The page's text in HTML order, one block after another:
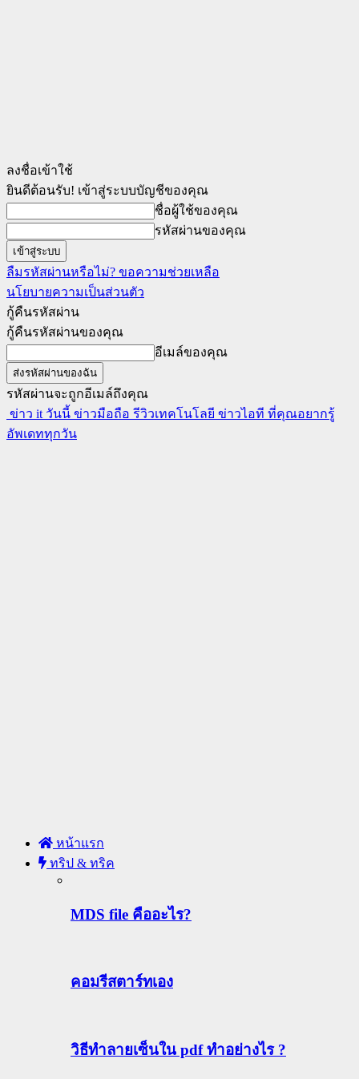
ลงชื่อเข้าใช้
ยินดีต้อนรับ! เข้าสู่ระบบบัญชีของคุณ
ชื่อผู้ใช้ของคุณ
รหัสผ่านของคุณ
ลืมรหัสผ่านหรือไม่? ขอความช่วยเหลือ
นโยบายความเป็นส่วนตัว
กู้คืนรหัสผ่าน
กู้คืนรหัสผ่านของคุณ
อีเมล์ของคุณ
รหัสผ่านจะถูกอีเมล์ถึงคุณ
ข่าว it วันนี้ ข่าวมือถือ รีวิวเทคโนโลยี ข่าวไอที ที่คุณอยากรู้
อัพเดททุกวัน
หน้าแรก
ทริป & ทริค
MDS file คืออะไร?
คอมรีสตาร์ทเอง
วิธีทําลายเซ็นใน pdf ทำอย่างไร ?